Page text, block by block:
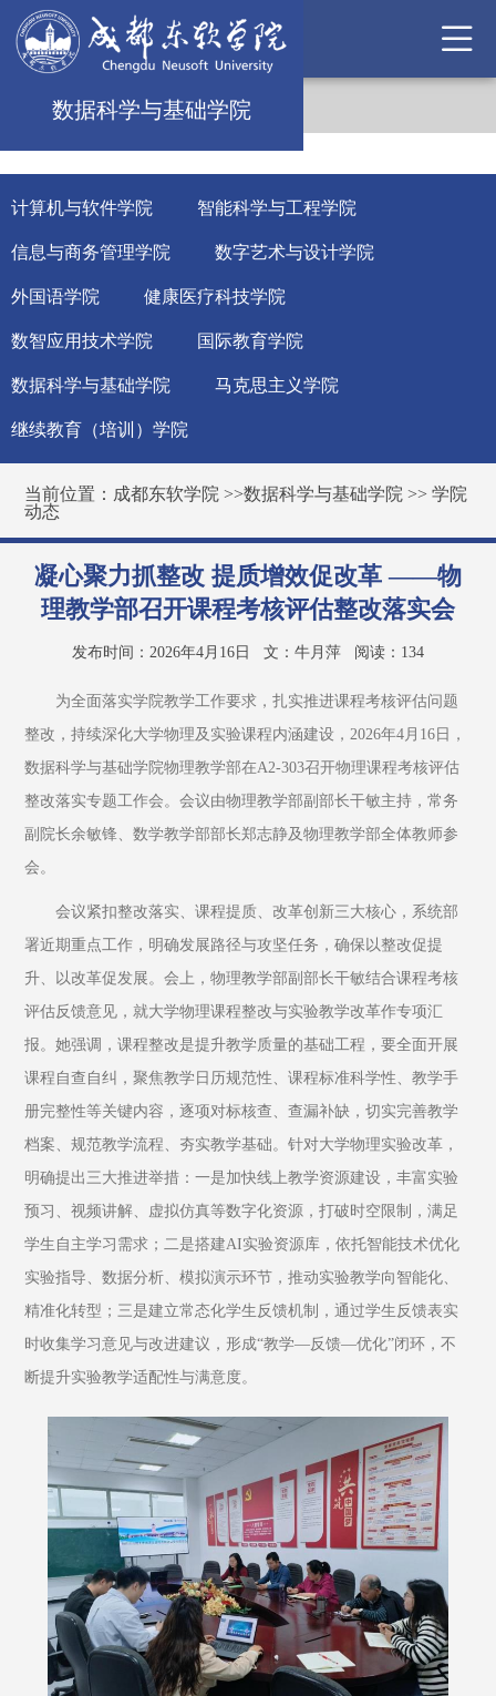
数据科学与基础学院
计算机与软件学院 智能科学与工程学院
信息与商务管理学院 数字艺术与设计学院
外国语学院 健康医疗科技学院
数智应用技术学院 国际教育学院
数据科学与基础学院 马克思主义学院
继续教育（培训）学院
当前位置： 成都东软学院 >>数据科学与基础学院 >>学院
动态
凝心聚力抓整改 提质增效促改革 ——物
理教学部召开课程考核评估整改落实会
发布时间：2026年4月16日 文：牛月萍 阅读： 134
为全面落实学院教学工作要求，扎实推进课程考核评估问题
整改，持续深化大学物理及实验课程内涵建设，2026年4月16日，
数据科学与基础学院物理教学部在A2-303召开物理课程考核评估
整改落实专题工作会。会议由物理教学部副部长干敏主持，常务
副院长余敏锋、数学教学部部长郑志静及物理教学部全体教师参
会。
会议紧扣整改落实、课程提质、改革创新三大核心，系统部
署近期重点工作，明确发展路径与攻坚任务，确保以整改促提
升、以改革促发展。会上，物理教学部副部长干敏结合课程考核
评估反馈意见，就大学物理课程整改与实验教学改革作专项汇
报。她强调，课程整改是提升教学质量的基础工程，要全面开展
课程自查自纠，聚焦教学日历规范性、课程标准科学性、教学手
册完整性等关键内容，逐项对标核查、查漏补缺，切实完善教学
档案、规范教学流程、夯实教学基础。针对大学物理实验改革，
明确提出三大推进举措：一是加快线上教学资源建设，丰富实验
预习、视频讲解、虚拟仿真等数字化资源，打破时空限制，满足
学生自主学习需求；二是搭建AI实验资源库，依托智能技术优化
实验指导、数据分析、模拟演示环节，推动实验教学向智能化、
精准化转型；三是建立常态化学生反馈机制，通过学生反馈表实
时收集学习意见与改进建议，形成“教学—反馈—优化”闭环，不
断提升实验教学适配性与满意度。